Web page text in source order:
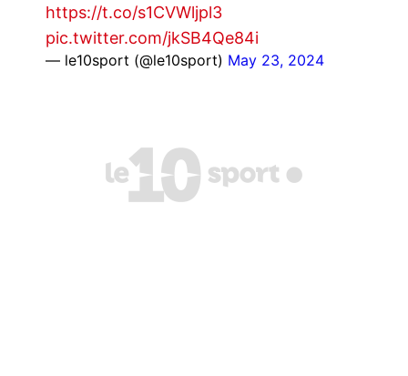
https://t.co/s1CVWljpl3
pic.twitter.com/jkSB4Qe84i
— le10sport (@le10sport) May 23, 2024